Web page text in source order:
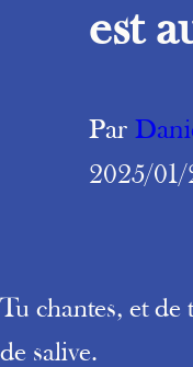
est
Par
2025/01/
Tu chantes, et
de salive.